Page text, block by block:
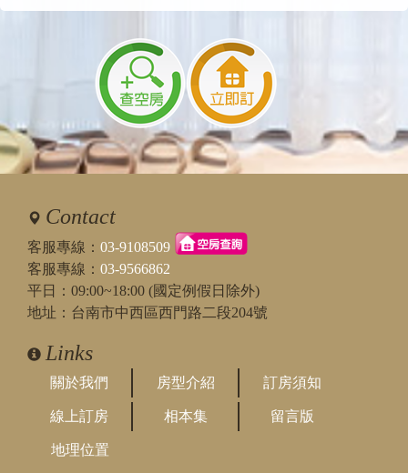
Contact
客服專線： 03-9108509
客服專線： 03-9566862
平日：09:00~18:00 (國定例假日除外)
地址：台南市中西區西門路二段204號
Links
關於我們 房型介紹 訂房須知
線上訂房 相本集 留言版
地理位置